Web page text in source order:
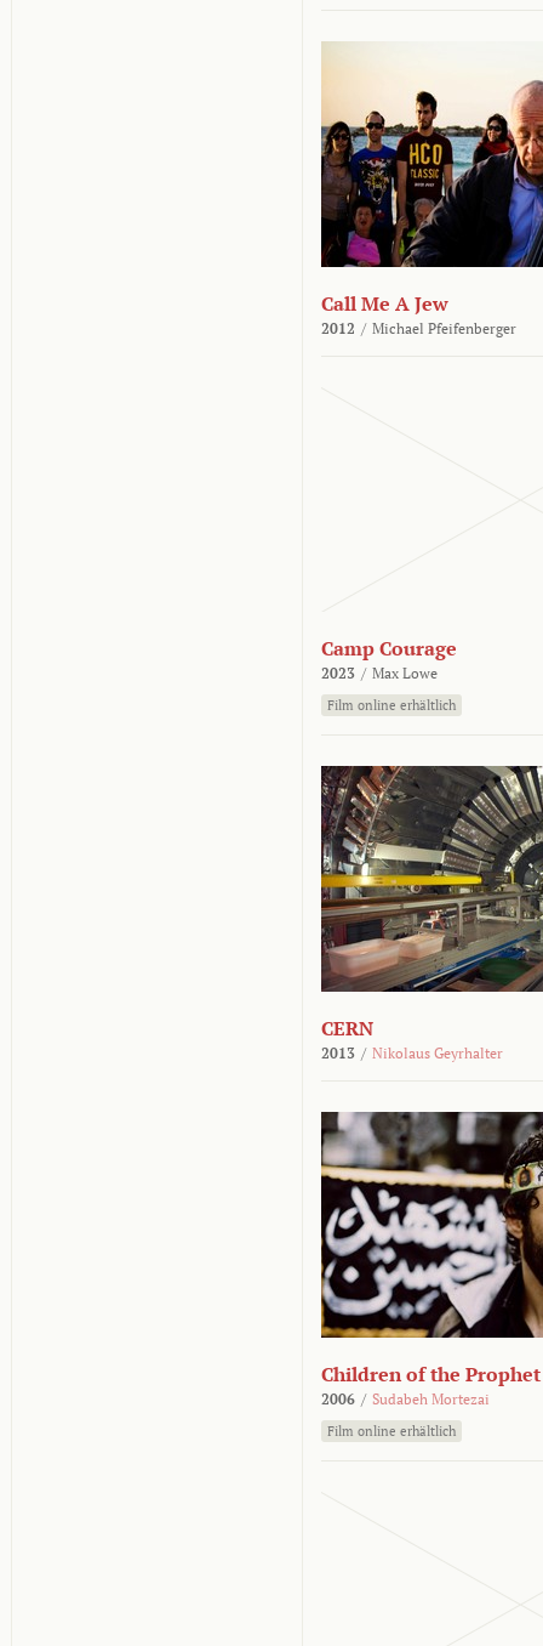
Call Me A Jew
2012 / Michael Pfeifenberger
Camp Courage
2023 / Max Lowe
Film online erhältlich
CERN
2013 / Nikolaus Geyrhalter
Children of the Prophet
2006 / Sudabeh Mortezai
Film online erhältlich